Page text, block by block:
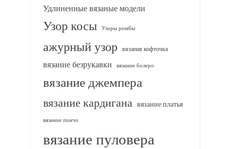
Удлиненные вязаные модели
Узор косы Узоры ромбы
ажурный узор вязаная кофточка
вязание безрукавки вязание болеро
вязание джемпера
вязание кардигана вязание платья
вязание пончо
вязание пуловера